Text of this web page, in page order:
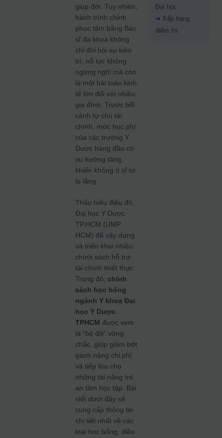
giúp đời. Tuy nhiên,
hành trình chinh
phục tấm bằng Bác
sĩ đa khoa không
chỉ đòi hỏi sự kiên
trì, nỗ lực không
ngừng nghỉ mà còn
là một bài toán kinh
tế lớn đối với nhiều
gia đình. Trước bối
cảnh tự chủ tài
chính, mức học phí
của các trường Y
Dược hàng đầu có
xu hướng tăng,
khiến không ít sĩ tử
lo lắng.
Thấu hiểu điều đó,
Đại học Y Dược
TP.HCM (UMP
HCM) đã xây dựng
và triển khai nhiều
chính sách hỗ trợ
tài chính thiết thực.
Trong đó, chính
sách học bổng
ngành Y khoa Đại
học Y Dược
TPHCM được xem
là “bệ đỡ” vững
chắc, giúp giảm bớt
gánh nặng chi phí
và tiếp lửa cho
những tài năng trẻ
an tâm học tập. Bài
viết dưới đây sẽ
cung cấp thông tin
chi tiết nhất về các
loại học bổng, điều
Đại học
➜ Xếp hạng
điểm thi